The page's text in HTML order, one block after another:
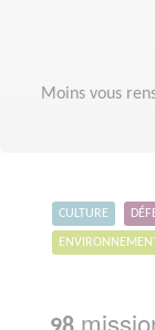
Moins vous
CULTURE